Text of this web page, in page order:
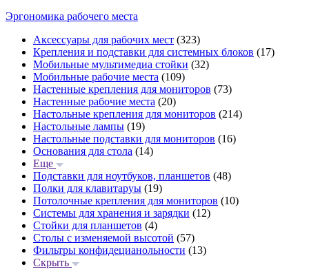
Эргономика рабочего места
Аксессуары для рабочих мест (323)
Крепления и подставки для системных блоков (17)
Мобильные мультимедиа стойки (32)
Мобильные рабочие места (109)
Настенные крепления для мониторов (73)
Настенные рабочие места (20)
Настольные крепления для мониторов (214)
Настольные лампы (19)
Настольные подставки для мониторов (16)
Основания для стола (14)
Еще
Подставки для ноутбуков, планшетов (48)
Полки для клавитаруы (19)
Потолочные крепления для мониторов (10)
Системы для хранения и зарядки (12)
Стойки для планшетов (4)
Столы с изменяемой высотой (57)
Фильтры конфидецианольности (13)
Скрыть